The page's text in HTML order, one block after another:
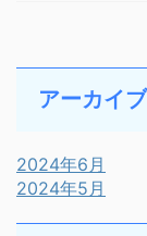
アーカイブ
2024年6月
2024年5月